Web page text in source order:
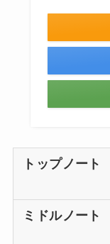
トップノート
ミドルノート